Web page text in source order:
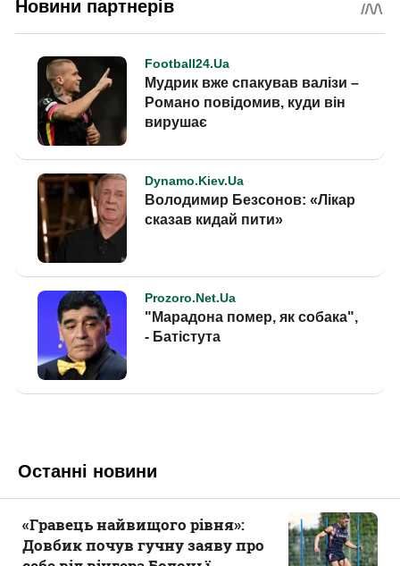
Останні новини
«Гравець найвищого рівня»:
Довбик почув гучну заяву про